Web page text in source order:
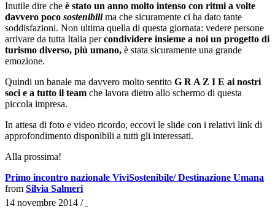
Inutile dire che è stato un anno molto intenso con ritmi a volte
davvero poco sostenibili ma che sicuramente ci ha dato tante
soddisfazioni. Non ultima quella di questa giornata: vedere persone
arrivare da tutta Italia percondividere insieme a noi un progetto di
turismo diverso, più umano, è stata sicuramente una grande
emozione.
Quindi un banale ma davvero molto sentito G R A Z I E ai nostri
soci e a tutto il team che lavora dietro allo schermo di questa
piccola impresa.
In attesa di foto e video ricordo, eccovi le slide con i relativi link di
approfondimento disponibili a tutti gli interessati.
Alla prossima!
Primo incontro nazionale ViviSostenibile/ Destinazione Umana
from Silvia Salmeri
14 novembre 2014 /